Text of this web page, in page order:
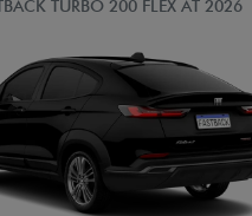
TURBO 200 FLEX AT 2026